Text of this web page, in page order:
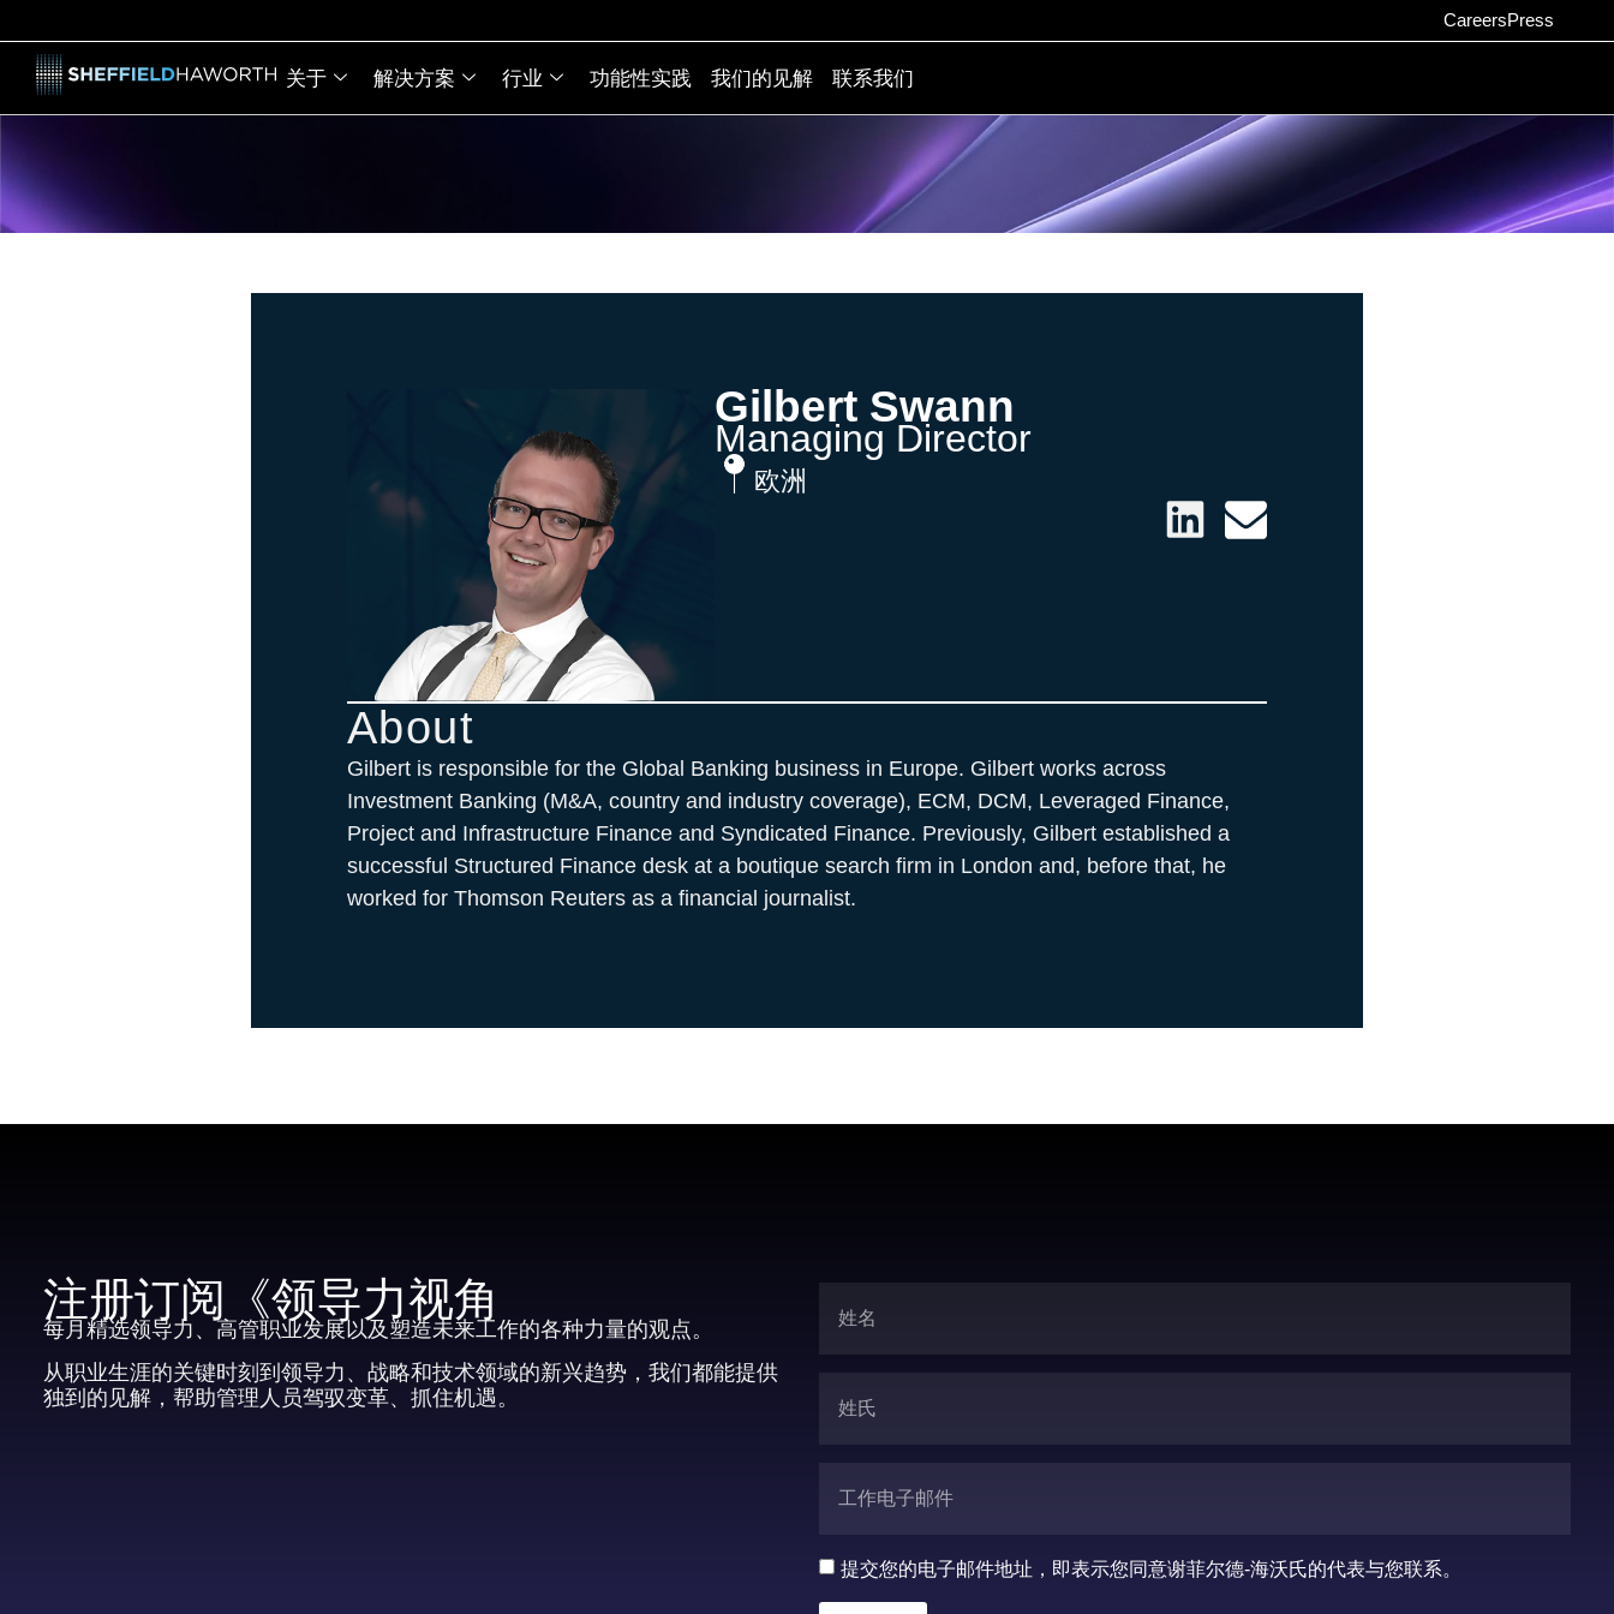
CareersPress
关于 解决方案 行业 功能性实践 我们的见解 联系我们
Gilbert Swann
Managing Director
欧洲
About
Gilbert is responsible for the Global Banking business in Europe. Gilbert works across
Investment Banking (M&A, country and industry coverage), ECM, DCM, Leveraged Finance,
Project and Infrastructure Finance and Syndicated Finance. Previously, Gilbert established a
successful Structured Finance desk at a boutique search firm in London and, before that, he
worked for Thomson Reuters as a financial journalist.
注册订阅《领导力视角
每月精选领导力、高管职业发展以及塑造未来工作的各种力量的观点。
从职业生涯的关键时刻到领导力、战略和技术领域的新兴趋势，我们都能提供
独到的见解，帮助管理人员驾驭变革、抓住机遇。
提交您的电子邮件地址，即表示您同意谢菲尔德-海沃氏的代表与您联系。